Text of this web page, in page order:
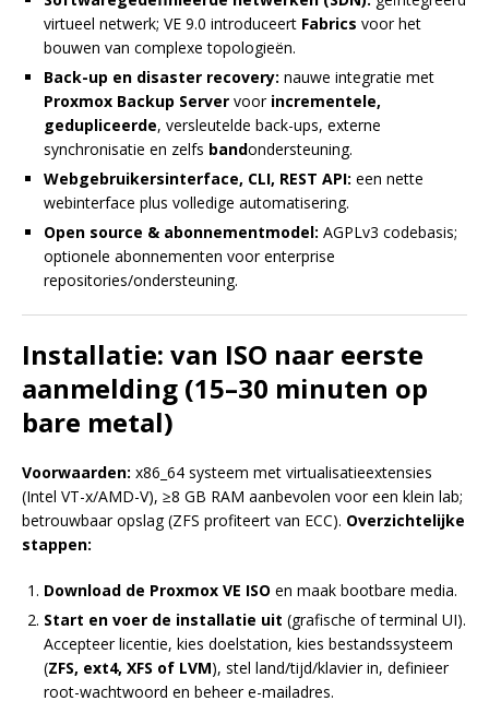
virtueel netwerk; VE 9.0 introduceert Fabrics voor het
bouwen van complexe topologieën.
Back-up en disaster recovery: nauwe integratie met
Proxmox Backup Server voor incrementele,
gedupliceerde, versleutelde back-ups, externe
synchronisatie en zelfs bandondersteuning.
Webgebruikersinterface, CLI, REST API: een nette
webinterface plus volledige automatisering.
Open source & abonnementmodel: AGPLv3 codebasis;
optionele abonnementen voor enterprise
repositories/ondersteuning.
Installatie: van ISO naar eerste
aanmelding (15–30 minuten op
bare metal)
Voorwaarden: x86_64 systeem met virtualisatieextensies
(Intel VT-x/AMD-V), ≥8 GB RAM aanbevolen voor een klein lab;
betrouwbaar opslag (ZFS profiteert van ECC). Overzichtelijke
stappen:
Download de Proxmox VE ISO en maak bootbare media.
Start en voer de installatie uit (grafische of terminal UI).
Accepteer licentie, kies doelstation, kies bestandssysteem
(ZFS, ext4, XFS of LVM), stel land/tijd/klavier in, definieer
root-wachtwoord en beheer e-mailadres.